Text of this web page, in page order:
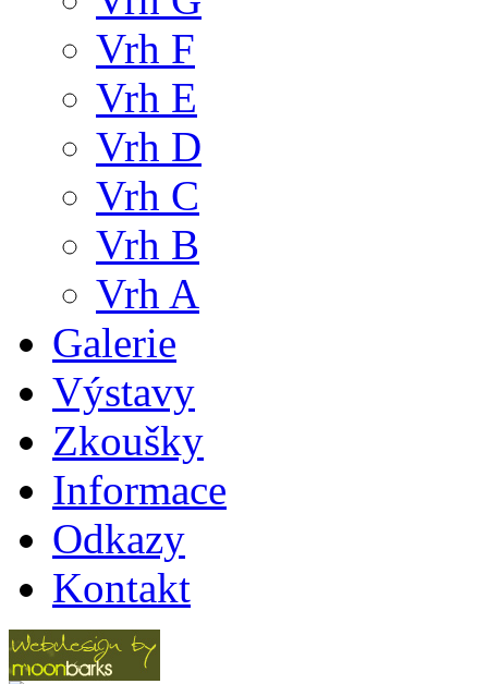
Vrh F
Vrh E
Vrh D
Vrh C
Vrh B
Vrh A
Galerie
Výstavy
Zkoušky
Informace
Odkazy
Kontakt